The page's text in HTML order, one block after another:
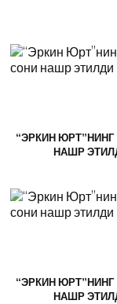
“ЭРКИН ЮРТ”НИНГ
НАШР
“ЭРКИН ЮРТ”НИНГ
НАШР